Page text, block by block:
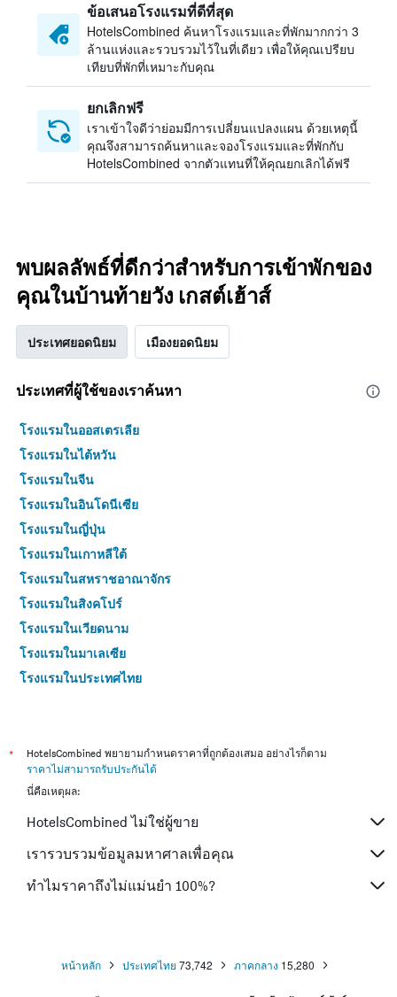
ข้อเสนอโรงแรมที่ดีที่สุด
HotelsCombined ค้นหาโรงแรมและที่พักมากกว่า 3
ล้านแห่งและรวบรวมไว้ในที่เดียว เพื่อให้คุณเปรียบ
เทียบที่พักที่เหมาะกับคุณ
ยกเลิกฟรี
เราเข้าใจดีว่าย่อมมีการเปลี่ยนแปลงแผน ด้วยเหตุนี้
คุณจึงสามารถค้นหาและจองโรงแรมและที่พักกับ
HotelsCombined จากตัวแทนที่ให้คุณยกเลิกได้ฟรี
พบผลลัพธ์ที่ดีกว่าสำหรับการเข้าพักของ
คุณในบ้านท้ายวัง เกสต์เฮ้าส์
ประเทศยอดนิยม เมืองยอดนิยม
ประเทศที่ผู้ใช้ของเราค้นหา
โรงแรมในออสเตรเลีย
โรงแรมในไต้หวัน
โรงแรมในจีน
โรงแรมในอินโดนีเซีย
โรงแรมในญี่ปุ่น
โรงแรมในเกาหลีใต้
โรงแรมในสหราชอาณาจักร
โรงแรมในสิงคโปร์
โรงแรมในเวียดนาม
โรงแรมในมาเลเซีย
โรงแรมในประเทศไทย
*
HotelsCombined พยายามกำหนดราคาที่ถูกต้องเสมอ อย่างไรก็ตาม
ราคาไม่สามารถรับประกันได้
นี่คือเหตุผล:
HotelsCombined ไม่ใช่ผู้ขาย
เรารวบรวมข้อมูลมหาศาลเพื่อคุณ
ทำไมราคาถึงไม่แม่นยำ 100%?
หน้าหลัก ประเทศไทย 73,742 ภาคกลาง 15,280